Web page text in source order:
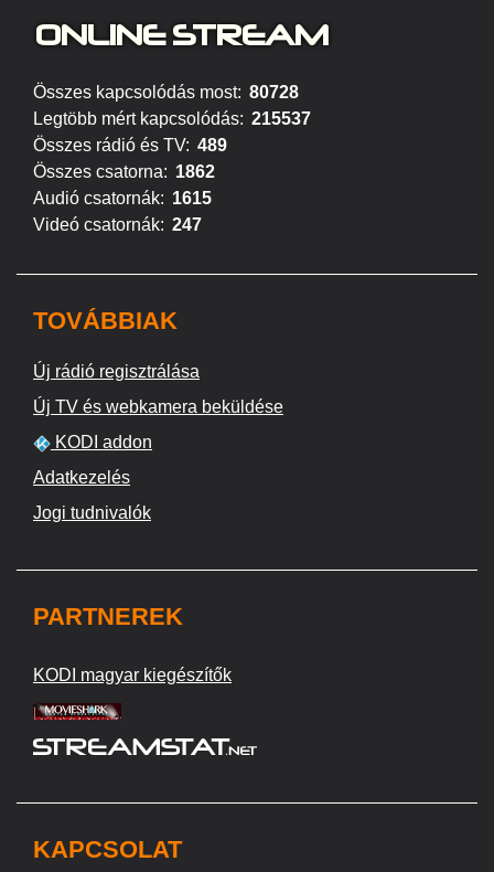
ONLINE STREAM
Összes kapcsolódás most: 80728
Legtöbb mért kapcsolódás: 215537
Összes rádió és TV: 489
Összes csatorna: 1862
Audió csatornák: 1615
Videó csatornák: 247
TOVÁBBIAK
Új rádió regisztrálása
Új TV és webkamera beküldése
KODI addon
Adatkezelés
Jogi tudnivalók
PARTNEREK
KODI magyar kiegészítők
KAPCSOLAT